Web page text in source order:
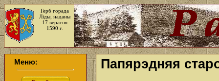
Герб горада
Ліды, наданы
17 верасня
1590 г.
Меню: Папярэдняя